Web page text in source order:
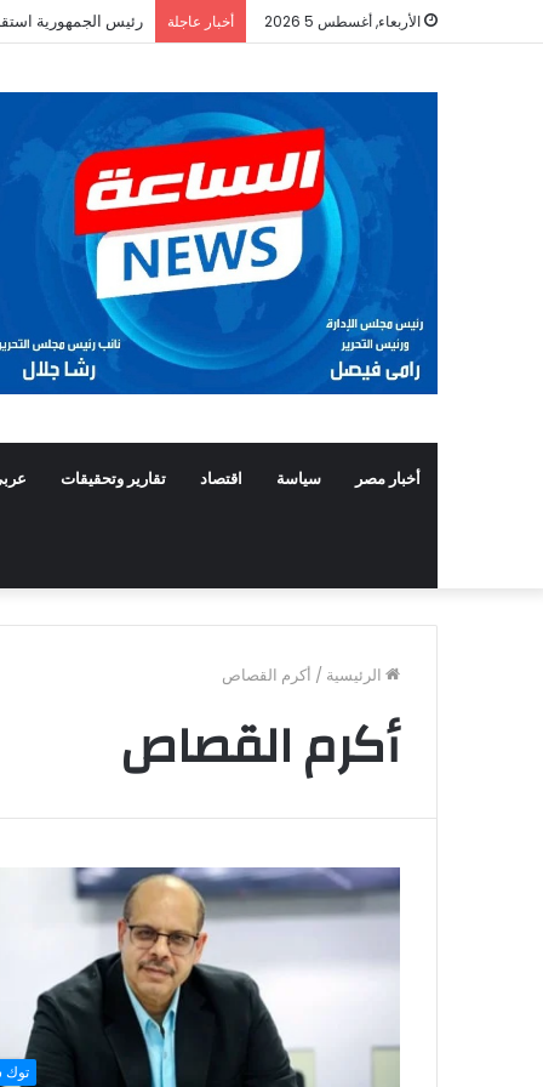
الأربعاء, أغسطس 5 2026 أخبار عاجلة رئيس الجمهورية
أخبار مصر سياسة اقتصاد تقارير وتحقيقات
الرئيسية / أكرم القصاص
أكرم القصاص
توك